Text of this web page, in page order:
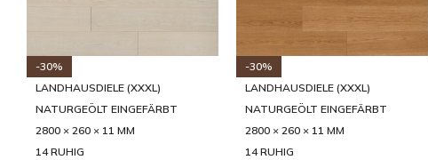
-32%
LANDHAUSDIELE (XXXL)
B-PROTECT **
2800 × 260 × 11 MM
35 LEBHAFT
LANDHAUSDIELE (XXXL)
NATURGEÖLT EINGEFÄRBT
2800 × 260 × 11 MM
35 LEBHAFT
NATUR-LEBHAFT